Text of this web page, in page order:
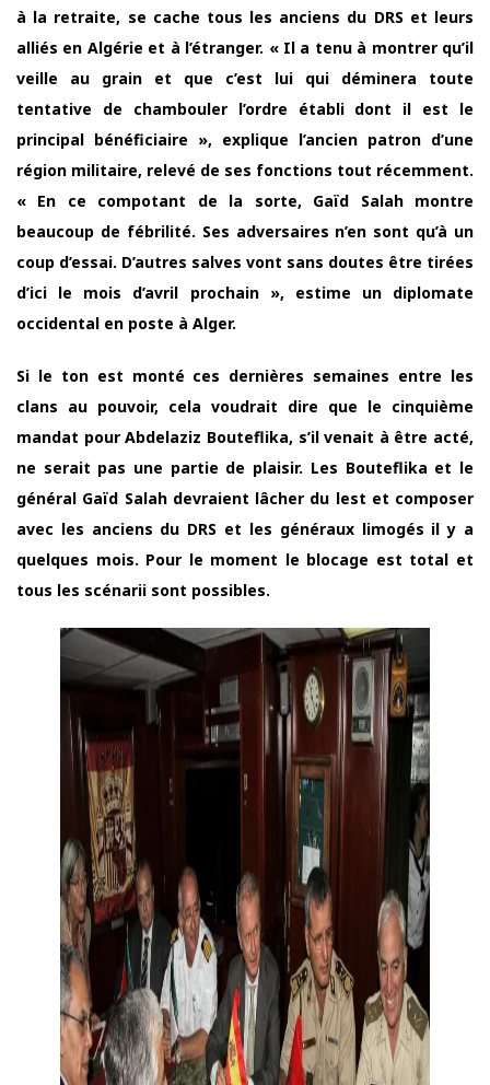
à la retraite, se cache tous les anciens du DRS et leurs
alliés en Algérie et à l’étranger. « Il a tenu à montrer qu’il
veille au grain et que c’est lui qui déminera toute
tentative de chambouler l’ordre établi dont il est le
principal bénéficiaire », explique l’ancien patron d’une
région militaire, relevé de ses fonctions tout récemment.
« En ce compotant de la sorte, Gaïd Salah montre
beaucoup de fébrilité. Ses adversaires n’en sont qu’à un
coup d’essai. D’autres salves vont sans doutes être tirées
d’ici le mois d’avril prochain », estime un diplomate
occidental en poste à Alger.
Si le ton est monté ces dernières semaines entre les
clans au pouvoir, cela voudrait dire que le cinquième
mandat pour Abdelaziz Bouteflika, s’il venait à être acté,
ne serait pas une partie de plaisir. Les Bouteflika et le
général Gaïd Salah devraient lâcher du lest et composer
avec les anciens du DRS et les généraux limogés il y a
quelques mois. Pour le moment le blocage est total et
tous les scénarii sont possibles.